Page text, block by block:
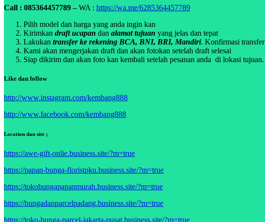
Call : 085364457789 –WA : https://wa.me/6285364457789
Pilih model dan harga yang anda ingin kan
Kirimkan draft ucapan dan alamat tujuan yang jelas dan tepat
Lakukan transfer ke rekening BCA, BNI, BRI, Mandiri. Konfirmasi transfer
Kami akan mengerjakan draft dan akan fotokan setelah draft selesai
Siap dikirim dan akan foto kan kembali setelah pesanan anda di lokasi tujuan.
Like dan follow
http://www.instagram.com/kembang888
http://www.facebook.com/kembang888
Location dan site ;
https://awe-gift-onlie.business.site/?m=true
https://papan-bunga-floristpku.business.site/?m=true
https://tokobungapapanmurah.business.site/?m=true
https://bungadanparcelpadang.business.site/?m=true
https://toko-bunga-parcel-jakarta-pusat.business.site/?m=true